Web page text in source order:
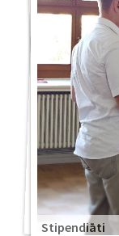
Stipendiāti